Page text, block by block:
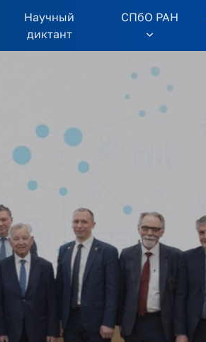
Научный
диктант
СПбО РАН